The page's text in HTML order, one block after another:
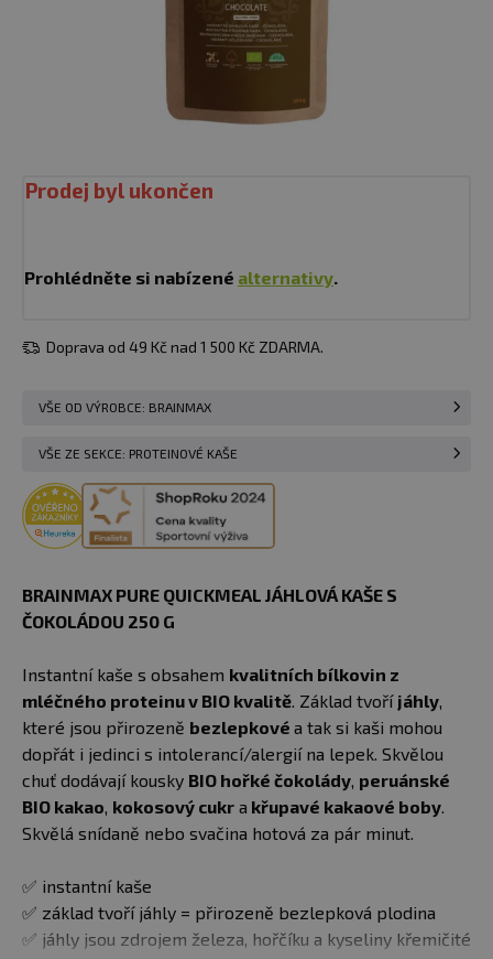
Prodej byl ukončen
Prohlédněte si nabízené alternativy.
Doprava od 49 Kč nad 1 500 Kč ZDARMA.
VŠE OD VÝROBCE: BRAINMAX
VŠE ZE SEKCE: PROTEINOVÉ KAŠE
BRAINMAX PURE QUICKMEAL JÁHLOVÁ KAŠE S
ČOKOLÁDOU 250 G
Instantní kaše s obsahem kvalitních bílkovin z
mléčného proteinu v BIO kvalitě. Základ tvoří jáhly,
které jsou přirozeně bezlepkové a tak si kaši mohou
dopřát i jedinci s intolerancí/alergií na lepek. Skvělou
chuť dodávají kousky BIO hořké čokolády, peruánské
BIO kakao, kokosový cukr a křupavé kakaové boby.
Skvělá snídaně nebo svačina hotová za pár minut.
✅ instantní kaše
✅ základ tvoří jáhly = přirozeně bezlepková plodina
✅ jáhly jsou zdrojem železa, hořčíku a kyseliny křemičité